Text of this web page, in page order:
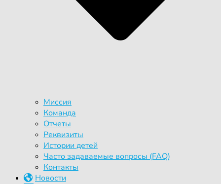
Миссия
Команда
Отчеты
Реквизиты
Истории детей
Часто задаваемые вопросы (FAQ)
Контакты
Новости